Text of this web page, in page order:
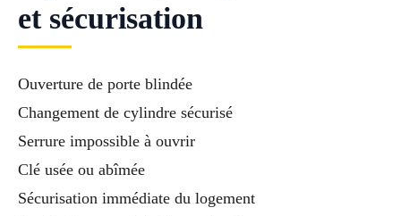
et sécurisation
Ouverture de porte blindée
Changement de cylindre sécurisé
Serrure impossible à ouvrir
Clé usée ou abîmée
Sécurisation immédiate du logement